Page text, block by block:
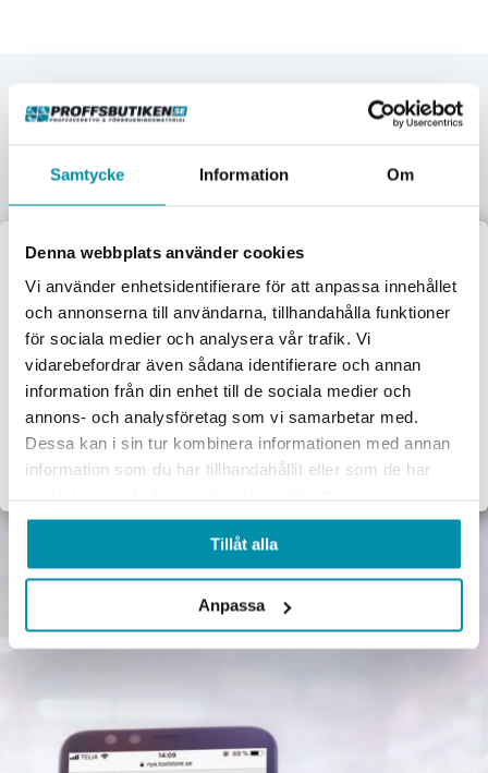
Samtycke Information Om
Denna webbplats använder cookies
Vi använder enhetsidentifierare för att anpassa innehållet
och annonserna till användarna, tillhandahålla funktioner
för sociala medier och analysera vår trafik. Vi
vidarebefordrar även sådana identifierare och annan
information från din enhet till de sociala medier och
annons- och analysföretag som vi samarbetar med.
Dessa kan i sin tur kombinera informationen med annan
information som du har tillhandahållit eller som de har
Tillåt alla
Anpassa
Upptäck våra kategorier
Oljor & kem
Lås & beslag
Välkommen till
Proffsbutiken
Jag handlar som:
Företag
Exkl. moms
Privat
Inkl. moms